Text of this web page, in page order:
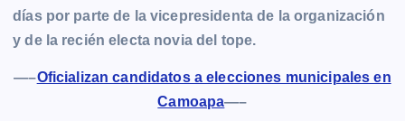
o
k
g
e
r
p
p
n
k
a
r
días por parte de la vicepresidenta de la organización
y de la recién electa novia del tope.
—–Oficializan candidatos a elecciones municipales en
Camoapa—–